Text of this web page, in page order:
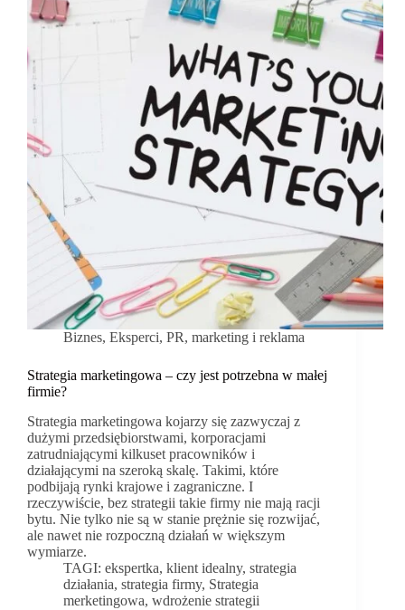
Biznes, Eksperci, PR, marketing i reklama
Strategia marketingowa – czy jest potrzebna w małej
firmie?
Strategia marketingowa kojarzy się zazwyczaj z
dużymi przedsiębiorstwami, korporacjami
zatrudniającymi kilkuset pracowników i
działającymi na szeroką skalę. Takimi, które
podbijają rynki krajowe i zagraniczne. I
rzeczywiście, bez strategii takie firmy nie mają racji
bytu. Nie tylko nie są w stanie prężnie się rozwijać,
ale nawet nie rozpoczną działań w większym
wymiarze.
TAGI: ekspertka,klient idealny,strategia
działania, strategia firmy, Strategia
merketingowa, wdrożenie strategii